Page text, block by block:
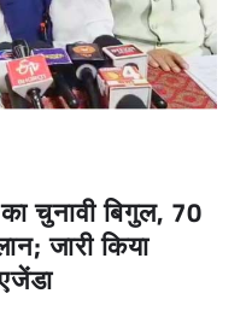
चुनावी बिगुल, 70
जारी किया